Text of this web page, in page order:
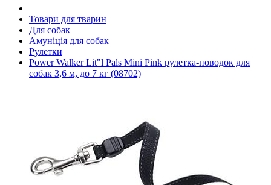
Товари для тварин
Для собак
Амуніція для собак
Рулетки
Power Walker Lit"l Pals Mini Pink рулетка-поводок для
собак 3,6 м, до 7 кг (08702)